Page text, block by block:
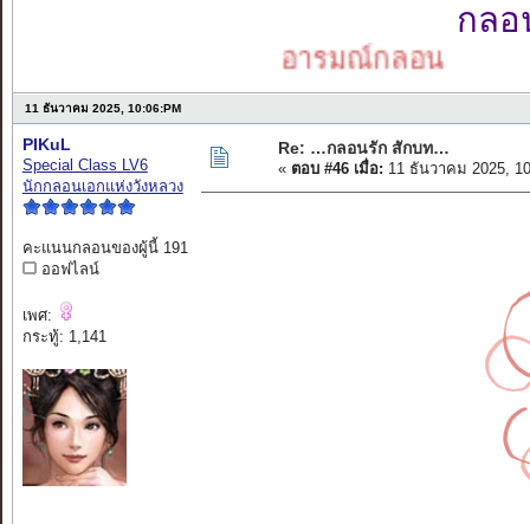
กลอ
อารมณ์กลอน
11 ธันวาคม 2025, 10:06:PM
PIKuL
Special Class LV6
นักกลอนเอกแห่งวังหลวง
คะแนนกลอนของผู้นี้ 191
ออฟไลน์
เพศ:
กระทู้: 1,141
Re: …กลอนรัก สักบท…
« ตอบ #46 เมื่อ: 11 ธันวาคม 2025,